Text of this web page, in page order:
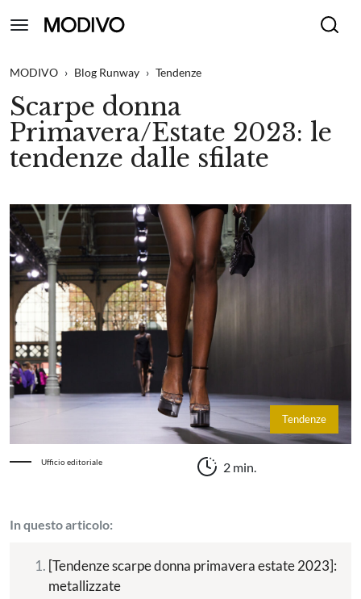
MODIVO › Blog Runway › Tendenze
Scarpe donna
Primavera/Estate 2023: le
tendenze dalle sfilate
Tendenze
Ufficio editoriale 2 min.
In questo articolo:
[Tendenze scarpe donna primavera estate 2023]:
metallizzate